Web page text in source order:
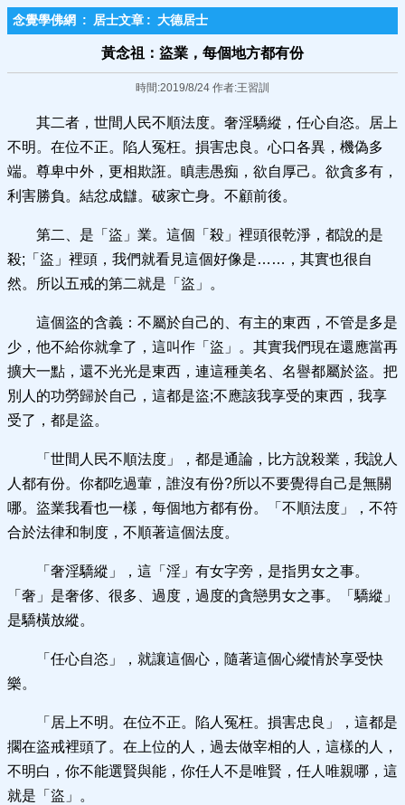
念覺學佛網 : 居士文章 : 大德居士
黃念祖：盜業，每個地方都有份
時間:2019/8/24 作者:王習訓
其二者，世間人民不順法度。奢淫驕縱，任心自恣。居上
不明。在位不正。陷人冤枉。損害忠良。心口各異，機偽多
端。尊卑中外，更相欺誑。瞋恚愚痴，欲自厚己。欲貪多有，
利害勝負。結忿成讎。破家亡身。不顧前後。
第二、是‌「盜」業。這個‌「殺」裡頭很乾淨，都說的是
殺;‌「盜」裡頭，我們就看見這個好像是……，其實也很自
然。所以五戒的第二就是‌「盜」。
這個盜的含義：不屬於自己的、有主的東西，不管是多是
少，他不給你就拿了，這叫作‌「盜」。其實我們現在還應當再
擴大一點，還不光光是東西，連這種美名、名譽都屬於盜。把
別人的功勞歸於自己，這都是盜;不應該我享受的東西，我享
受了，都是盜。
‌「世間人民不順法度」，都是通論，比方說殺業，我說人
人都有份。你都吃過葷，誰沒有份?所以不要覺得自己是無關
哪。盜業我看也一樣，每個地方都有份。‌「不順法度」，不符
合於法律和制度，不順著這個法度。
‌「奢淫驕縱」，這‌「淫」有女字旁，是指男女之事。‌
「奢」是奢侈、很多、過度，過度的貪戀男女之事。‌「驕縱」
是驕橫放縱。
‌「任心自恣」，就讓這個心，隨著這個心縱情於享受快
樂。
‌「居上不明。在位不正。陷人冤枉。損害忠良」，這都是
擱在盜戒裡頭了。在上位的人，過去做宰相的人，這樣的人，
不明白，你不能選賢與能，你任人不是唯賢，任人唯親哪，這
就是‌「盜」。